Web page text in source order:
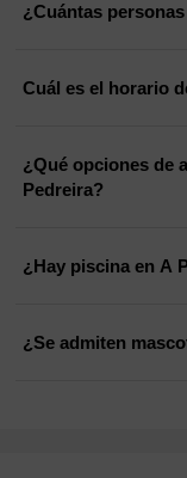
¿Cuántas
¿Qué opciones de
Pedreira?
¿Hay piscina en A
¿Se admiten